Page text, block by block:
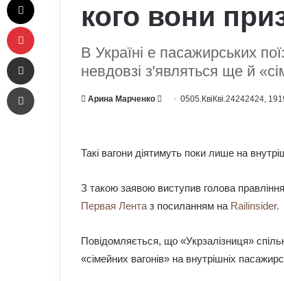
кого вони
В Україні e пасажирських
невдовзі з'являться ще й
Арина Марченко
Send0505.КвіКві.24242424,
Такі вагони діятимуть поки лише на
З такою заявою виступив голова
Первая Лента з посиланням на Railinsider.
Повідомляється, що «Укрзалізниця»
«сімейних вагонів» на внутрішніх